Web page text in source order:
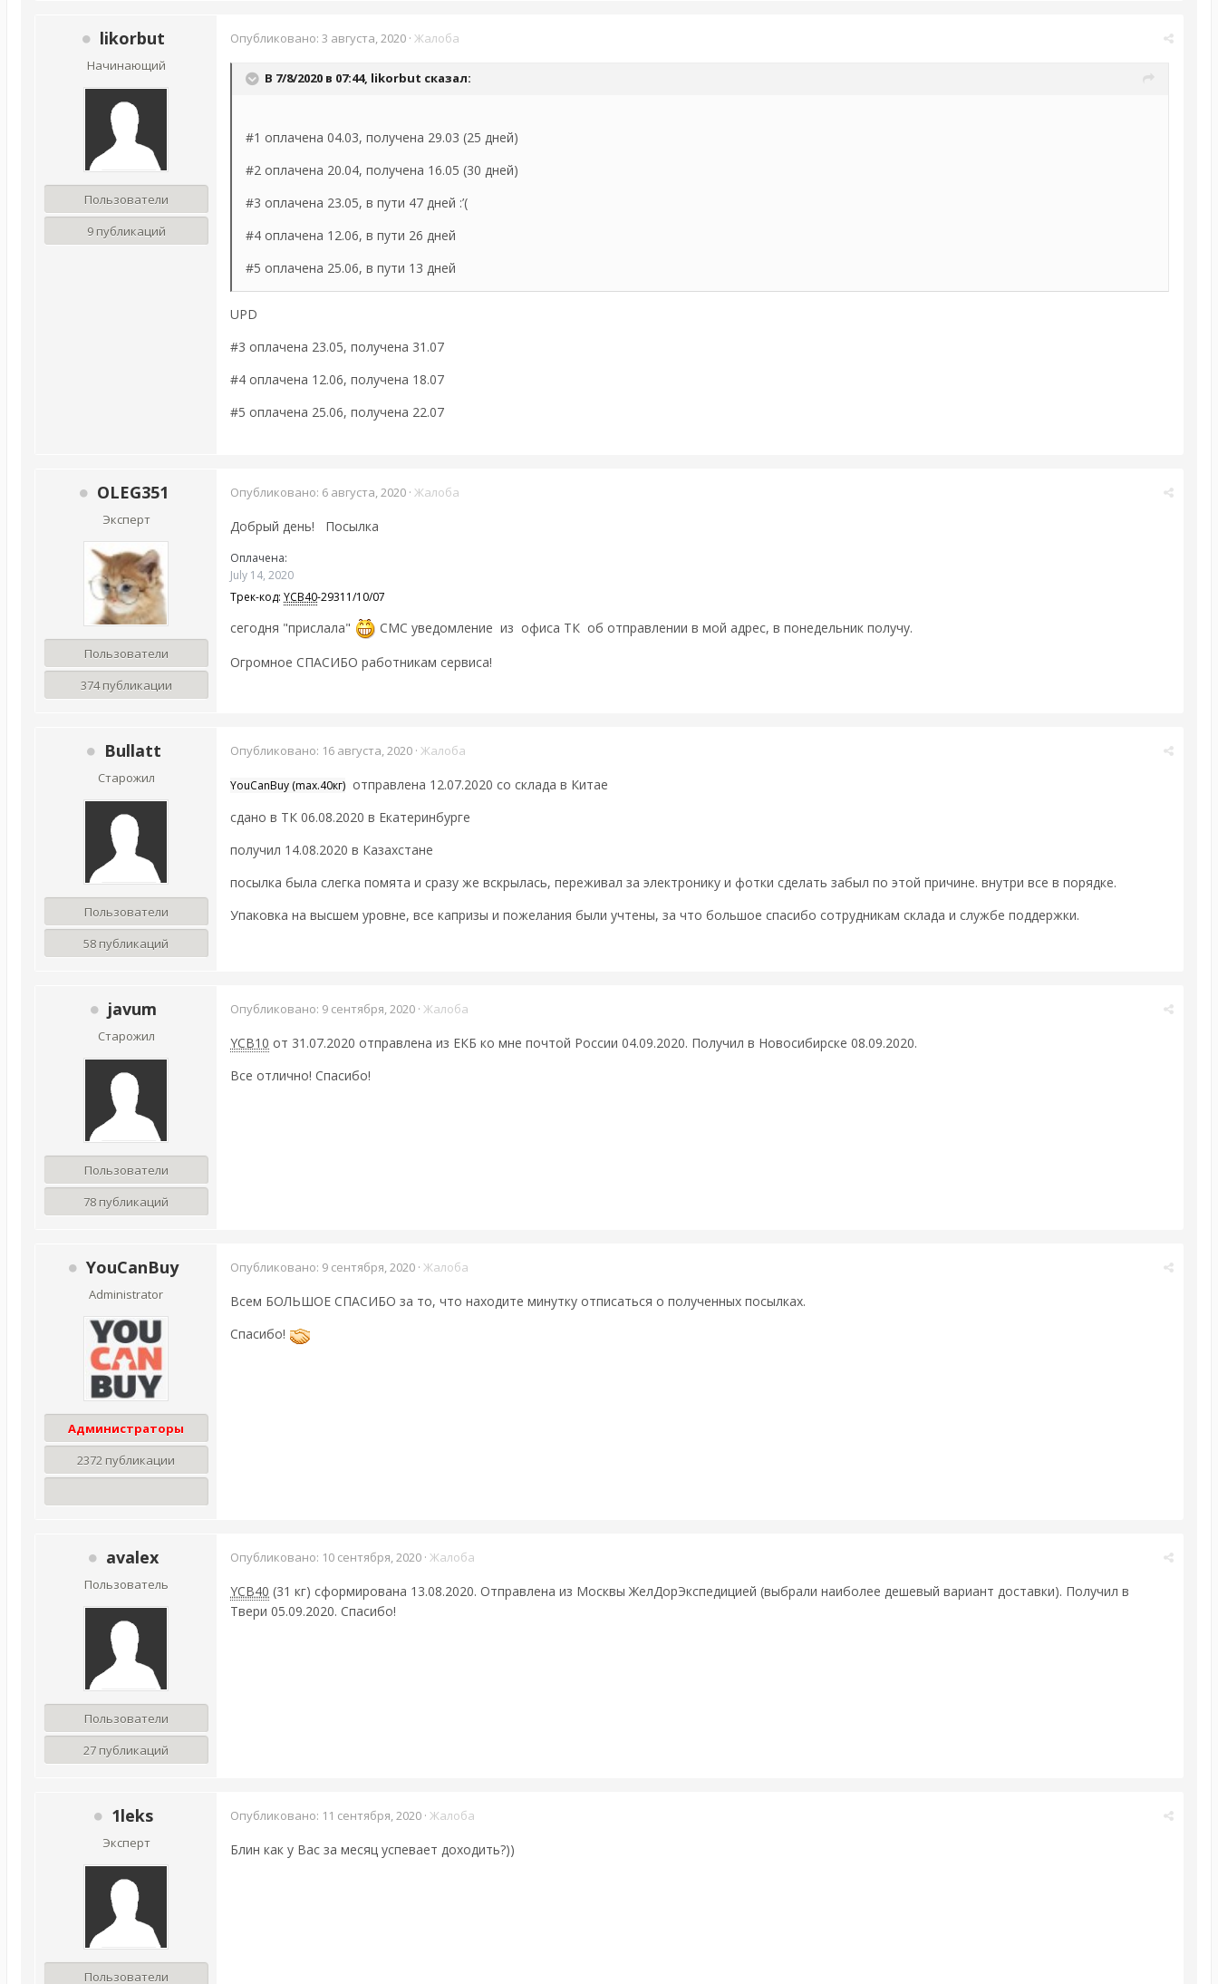
likorbut
Начинающий
Пользователи
9 публикаций
Опубликовано: 3 августа, 2020 · Жалоба
В 7/8/2020 в 07:44, likorbut сказал:
#1 оплачена 04.03, получена 29.03 (25 дней)
#2 оплачена 20.04, получена 16.05 (30 дней)
#3 оплачена 23.05, в пути 47 дней :’(
#4 оплачена 12.06, в пути 26 дней
#5 оплачена 25.06, в пути 13 дней
UPD
#3 оплачена 23.05, получена 31.07
#4 оплачена 12.06, получена 18.07
#5 оплачена 25.06, получена 22.07
OLEG351
Эксперт
Пользователи
374 публикации
Опубликовано: 6 августа, 2020 · Жалоба
Добрый день! Посылка
Оплачена:
July 14, 2020
Трек-код: YCB40-29311/10/07
сегодня "прислала" СМС уведомление из офиса ТК об отправлении в мой адрес, в понедельник получу.
Огромное СПАСИБО работникам сервиса!
Bullatt
Старожил
Пользователи
58 публикаций
Опубликовано: 16 августа, 2020 · Жалоба
YouCanBuy (max.40кг) отправлена 12.07.2020 со склада в Китае
сдано в ТК 06.08.2020 в Екатеринбурге
получил 14.08.2020 в Казахстане
посылка была слегка помята и сразу же вскрылась, переживал за электронику и фотки сделать забыл по этой причине. внутри все в порядке.
Упаковка на высшем уровне, все капризы и пожелания были учтены, за что большое спасибо сотрудникам склада и службе поддержки.
javum
Старожил
Пользователи
78 публикаций
Опубликовано: 9 сентября, 2020 · Жалоба
YCB10 от 31.07.2020 отправлена из ЕКБ ко мне почтой России 04.09.2020. Получил в Новосибирске 08.09.2020.
Все отлично! Спасибо!
YouCanBuy
Administrator
Администраторы
2372 публикации
Опубликовано: 9 сентября, 2020 · Жалоба
Всем БОЛЬШОЕ СПАСИБО за то, что находите минутку отписаться о полученных посылках.
Спасибо!
avalex
Пользователь
Пользователи
27 публикаций
Опубликовано: 10 сентября, 2020 · Жалоба
YCB40 (31 кг) сформирована 13.08.2020. Отправлена из Москвы ЖелДорЭкспедицией (выбрали наиболее дешевый вариант доставки). Получил в
Твери 05.09.2020. Спасибо!
1leks
Эксперт
Пользователи
Опубликовано: 11 сентября, 2020 · Жалоба
Блин как у Вас за месяц успевает доходить?))